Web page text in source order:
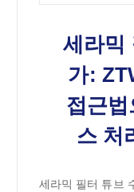
세라믹
가:
접근
스 처
세라믹 필터 튜브